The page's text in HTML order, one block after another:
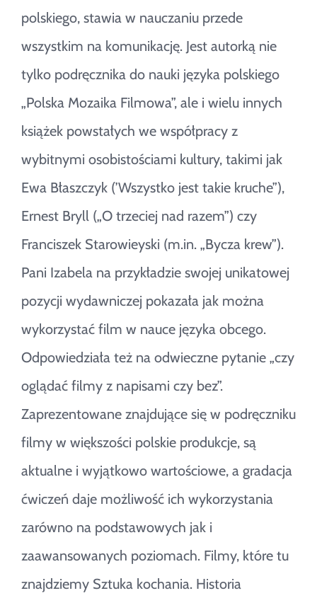
polskiego, stawia w nauczaniu przede
wszystkim na komunikację. Jest autorką nie
tylko podręcznika do nauki języka polskiego
„Polska Mozaika Filmowa”, ale i wielu innych
książek powstałych we współpracy z
wybitnymi osobistościami kultury, takimi jak
Ewa Błaszczyk (’Wszystko jest takie kruche”),
Ernest Bryll („O trzeciej nad razem”) czy
Franciszek Starowieyski (m.in. „Bycza krew”).
Pani Izabela na przykładzie swojej unikatowej
pozycji wydawniczej pokazała jak można
wykorzystać film w nauce języka obcego.
Odpowiedziała też na odwieczne pytanie „czy
oglądać filmy z napisami czy bez”.
Zaprezentowane znajdujące się w podręczniku
filmy w większości polskie produkcje, są
aktualne i wyjątkowo wartościowe, a gradacja
ćwiczeń daje możliwość ich wykorzystania
zarówno na podstawowych jak i
zaawansowanych poziomach. Filmy, które tu
znajdziemy Sztuka kochania. Historia